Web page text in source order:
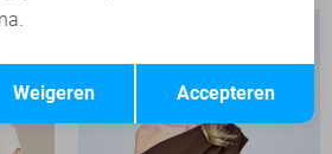
Opslaan
Accepteren
Weigeren